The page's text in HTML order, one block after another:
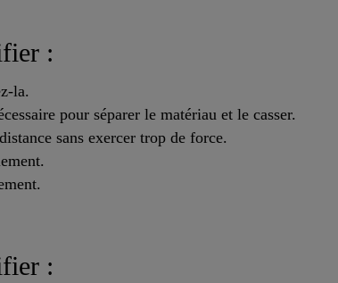
:
la.
pour séparer le matériau et le casser.
sans exercer trop de force.
: